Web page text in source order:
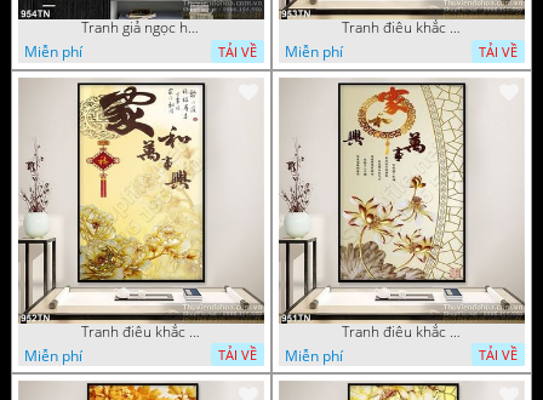
Tranh giả ngọc hoa mẫu trang trí
Miễn phí
TẢI VỀ
Tranh điêu khắc hoa mẫu đơn trang trí
Miễn phí
TẢI VỀ
Tranh điêu khắc gỗ hoa mẫu đơn trang trí
Miễn phí
TẢI VỀ
Tranh điêu khắc hoa sen thư pháp
Miễn phí
TẢI VỀ